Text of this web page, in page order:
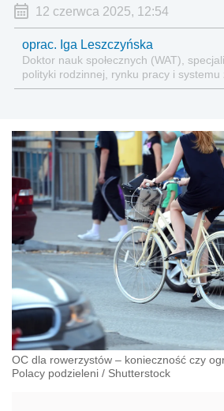
12 czerwca 2025, 12:54
oprac. Iga Leszczyńska
Doktor nauk społecznych (WAT),
polityki rodzinnej, rynku pracy i systemu
społecznego.
OC dla rowerzystów – konieczność czy
Polacy podzieleni / Shutterstock